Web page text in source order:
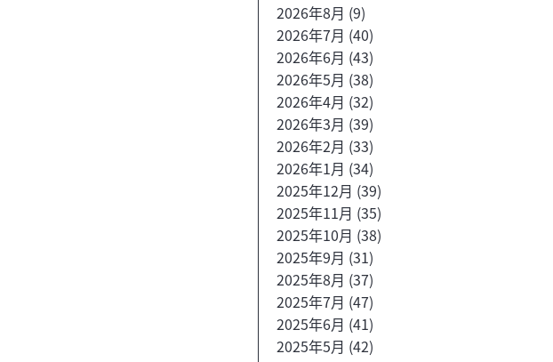
2026年8月 (9)
2026年7月 (40)
2026年6月 (43)
2026年5月 (38)
2026年4月 (32)
2026年3月 (39)
2026年2月 (33)
2026年1月 (34)
2025年12月 (39)
2025年11月 (35)
2025年10月 (38)
2025年9月 (31)
2025年8月 (37)
2025年7月 (47)
2025年6月 (41)
2025年5月 (42)